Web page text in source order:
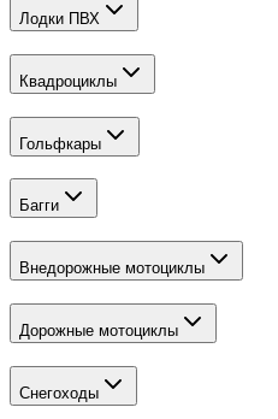
Лодки ПВХ
Квадроциклы
Гольфкары
Багги
Внедорожные мотоциклы
Дорожные мотоциклы
Снегоходы